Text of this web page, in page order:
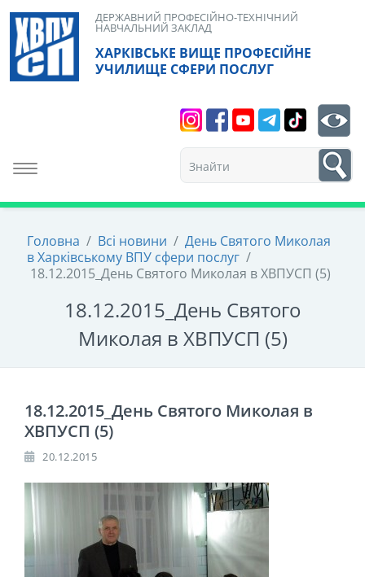
Skip
content
ХАРКІВСЬКЕ ВИЩЕ ПРОФЕСІЙНЕ
УЧИЛИЩЕ СФЕРИ ПОСЛУГ
ДЕРЖАВНИЙ ПРОФЕСІЙНО-ТЕХНІЧНИЙ
НАВЧАЛЬНИЙ ЗАКЛАД
Toggle navigation
1
Головна / Всі новини / День Святого Миколая
в Харківському ВПУ сфери послуг /
18.12.2015_День Святого Миколая в ХВПУСП (5)
18.12.2015_День Святого
Миколая в ХВПУСП (5)
18.12.2015_День Святого Миколая в
ХВПУСП (5)
20.12.2015